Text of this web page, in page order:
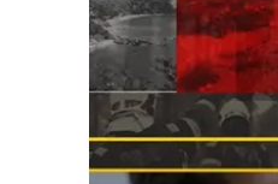
Lac Network